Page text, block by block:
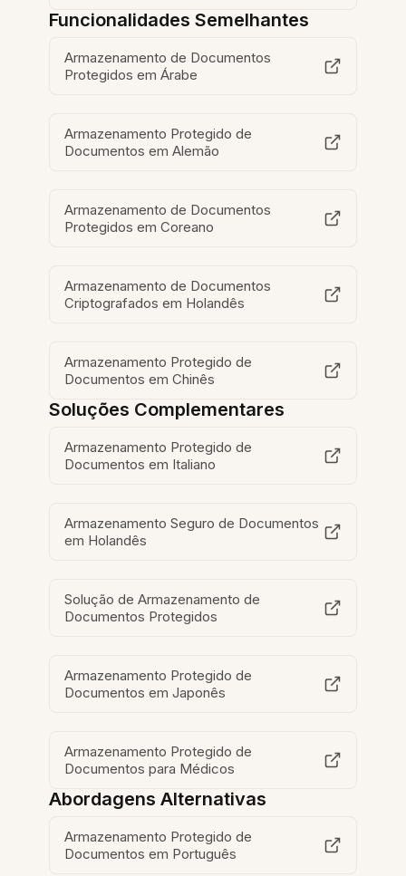
Funcionalidades Semelhantes
Armazenamento de Documentos
Protegidos em Árabe
Armazenamento Protegido de
Documentos em Alemão
Armazenamento de Documentos
Protegidos em Coreano
Armazenamento de Documentos
Criptografados em Holandês
Armazenamento Protegido de
Documentos em Chinês
Soluções Complementares
Armazenamento Protegido de
Documentos em Italiano
Armazenamento Seguro de Documentos
em Holandês
Solução de Armazenamento de
Documentos Protegidos
Armazenamento Protegido de
Documentos em Japonês
Armazenamento Protegido de
Documentos para Médicos
Abordagens Alternativas
Armazenamento Protegido de
Documentos em Português